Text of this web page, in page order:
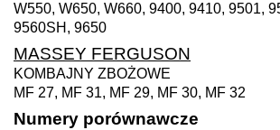
W550, W650, W660, 9400, 9410, 9501,
9560SH, 9650
MASSEY FERGUSON
KOMBAJNY ZBOŻOWE
MF 27, MF 31, MF 29, MF 30, MF 32
Numery porównawcze